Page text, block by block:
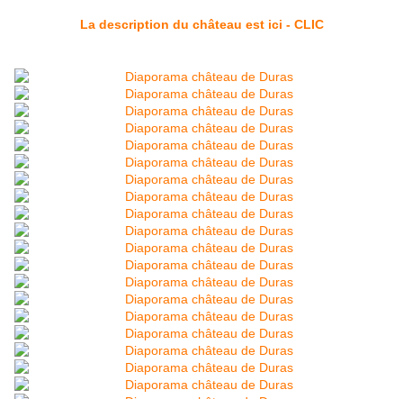
La description du château est ici - CLIC